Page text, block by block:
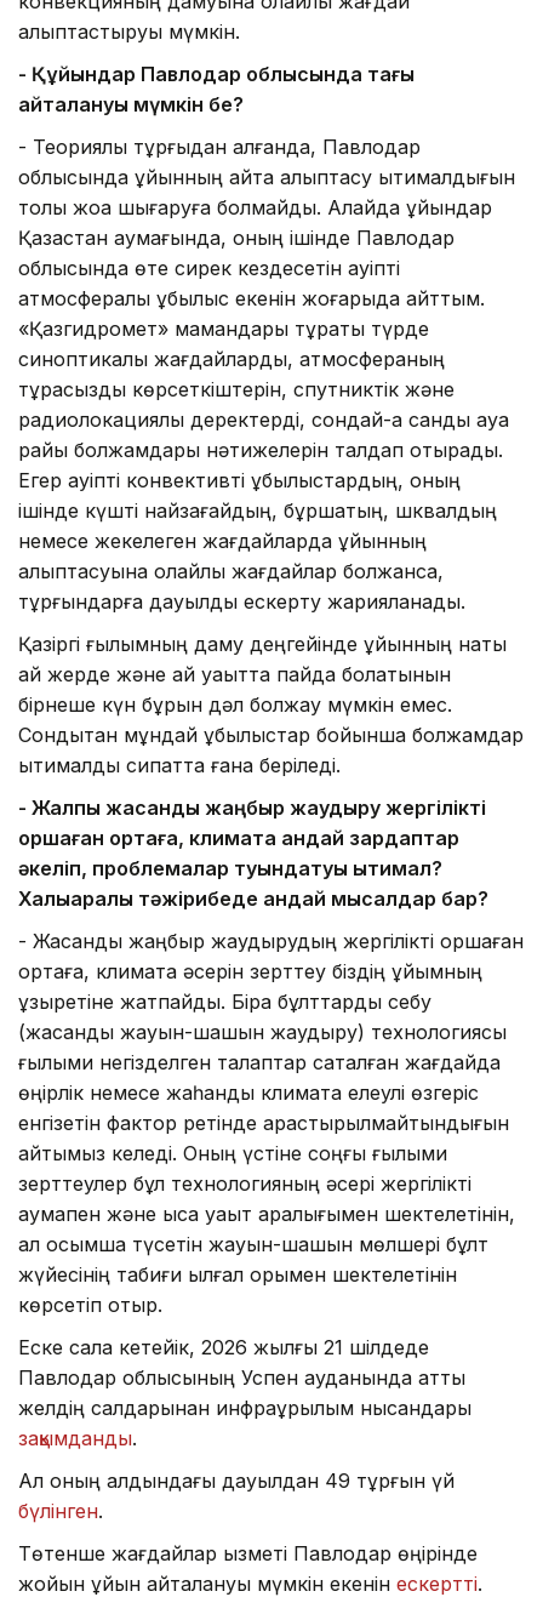
қалыптастыруы мүмкін.
- Құйындар Павлодар облысында тағы
қайталануы мүмкін бе?
- Теориялық тұрғыдан алғанда, Павлодар
облысында құйынның қайта қалыптасу ықтималдығын
толық жоққа шығаруға болмайды. Алайда құйындар
Қазақстан аумағында, оның ішінде Павлодар
облысында өте сирек кездесетін қауіпті
атмосфералық құбылыс екенін жоғарыда айттым.
«Қазгидромет» мамандары тұрақты түрде
синоптикалық жағдайларды, атмосфераның
тұрақсыздық көрсеткіштерін, спутниктік және
радиолокациялық деректерді, сондай-ақ сандық ауа
райы болжамдары нәтижелерін талдап отырады.
Егер қауіпті конвективті құбылыстардың, оның
ішінде күшті найзағайдың, бұршақтың, шквалдың
немесе жекелеген жағдайларда құйынның
қалыптасуына қолайлы жағдайлар болжанса,
тұрғындарға дауылды ескерту жарияланады.
Қазіргі ғылымның даму деңгейінде құйынның нақты
қай жерде және қай уақытта пайда болатынын
бірнеше күн бұрын дәл болжау мүмкін емес.
Сондықтан мұндай құбылыстар бойынша болжамдар
ықтималдық сипатта ғана беріледі.
- Жалпы жасанды жаңбыр жаудыру жергілікті
қоршаған ортаға, климатқа қандай зардаптар
әкеліп, проблемалар туындатуы ықтимал?
Халықаралық тәжірибеде қандай мысалдар бар?
- Жасанды жаңбыр жаудырудың жергілікті қоршаған
ортаға, климатқа әсерін зерттеу біздің ұйымның
құзыретіне жатпайды. Бірақ бұлттарды себу
(жасанды жауын-шашын жаудыру) технологиясы
ғылыми негізделген талаптар сақталған жағдайда
өңірлік немесе жаһандық климатқа елеулі өзгеріс
енгізетін фактор ретінде қарастырылмайтындығын
айтқымыз келеді. Оның үстіне соңғы ғылыми
зерттеулер бұл технологияның әсері жергілікті
аумақпен және қысқа уақыт аралығымен шектелетінін,
ал қосымша түсетін жауын-шашын мөлшері бұлт
жүйесінің табиғи ылғал қорымен шектелетінін
көрсетіп отыр.
Еске сала кетейік, 2026 жылғы 21 шілдеде
Павлодар облысының Успен ауданында қатты
желдің салдарынан инфрақұрылым нысандары
зақымданды.
Ал оның алдындағы дауылдан 49 тұрғын үй
бүлінген.
Төтенше жағдайлар қызметі Павлодар өңірінде
жойқын құйын қайталануы мүмкін екенін ескертті.